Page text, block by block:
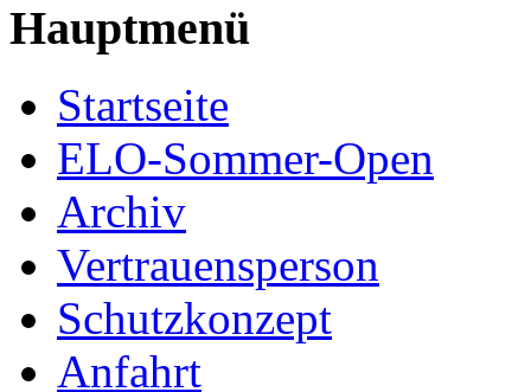
Hauptmenü
Startseite
ELO-Sommer-Open
Archiv
Vertrauensperson
Schutzkonzept
Anfahrt